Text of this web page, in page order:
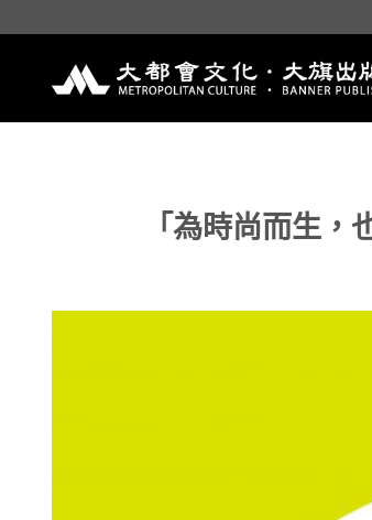
to
「為時尚而生